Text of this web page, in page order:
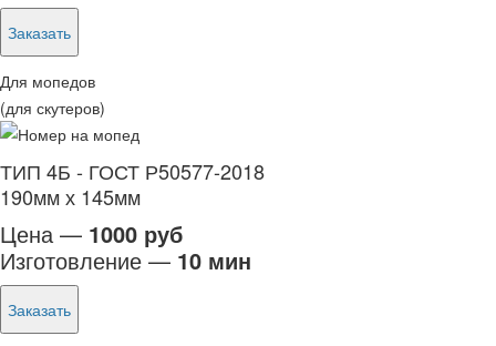
Заказать
Для мопедов
(для скутеров)
ТИП 4Б - ГОСТ Р50577-2018
190мм х 145мм
Цена — 1000 руб
Изготовление — 10 мин
Заказать